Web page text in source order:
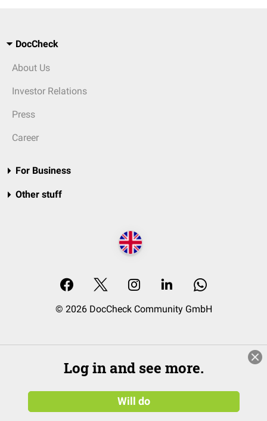
DocCheck
About Us
Investor Relations
Press
Career
For Business
Other stuff
© 2026 DocCheck Community GmbH
Log in and see more.
Will do